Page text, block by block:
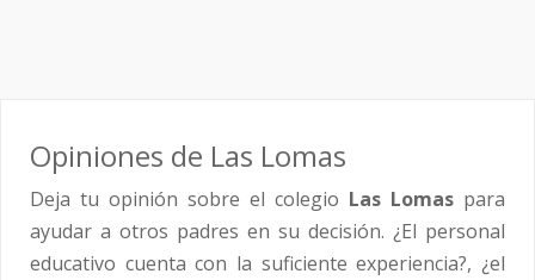
Opiniones de Las Lomas
Deja tu opinión sobre el colegio Las Lomas para
ayudar a otros padres en su decisión. ¿El personal
educativo cuenta con la suficiente experiencia?, ¿el